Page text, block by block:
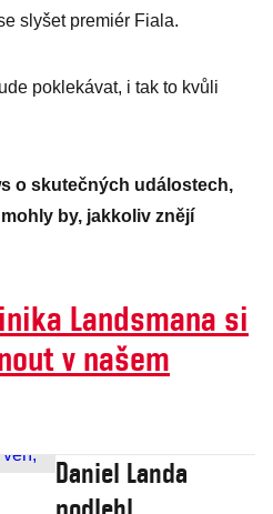
slyšet premiér Fiala.
poklekávat, i tak to kvůli
o skutečných událostech,
by, jakkoliv znějí
Landsmana si
v našem
Daniel Landa